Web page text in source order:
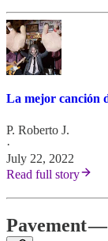
La mejor canción
P. Roberto J.
·
July 22, 2022
Read full story
Pavement —